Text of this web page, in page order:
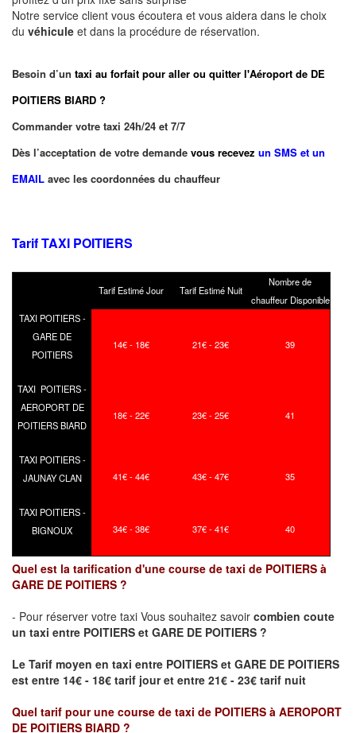
Notre service client vous écoutera et vous aidera dans le choix
du véhicule et dans la procédure de réservation.
Besoin d’un taxi au forfait pour aller ou quitter l'Aéroport de DE
POITIERS BIARD ?
Commander votre taxi 24h/24 et 7/7
Dès l’acceptation de votre demande vous recevez un SMS et un
EMAIL avec les coordonnées du chauffeur
Tarif TAXI POITIERS
Tarif Estimé Jour Tarif Estimé Nuit
Nombre de
chauffeur Disponible
TAXI POITIERS -
GARE DE
POITIERS
14€ - 18€ 21€ - 23€ 39
TAXI POITIERS -
AEROPORT DE
POITIERS BIARD
18€ - 22€ 23€ - 25€ 41
TAXI POITIERS -
JAUNAY CLAN
41€ - 44€ 43€ - 47€ 35
TAXI POITIERS -
BIGNOUX
34€ - 38€ 37€ - 41€ 40
Quel est la tarification d'une course de taxi de POITIERS à
GARE DE POITIERS ?
- Pour réserver votre taxi Vous souhaitez savoir combien coute
un taxi entre POITIERS et GARE DE POITIERS ?
Le Tarif moyen en taxi entre POITIERS et GARE DE POITIERS
est entre 14€ - 18€ tarif jour et entre 21€ - 23€ tarif nuit
Quel tarif pour une course de taxi de POITIERS à AEROPORT
DE POITIERS BIARD ?